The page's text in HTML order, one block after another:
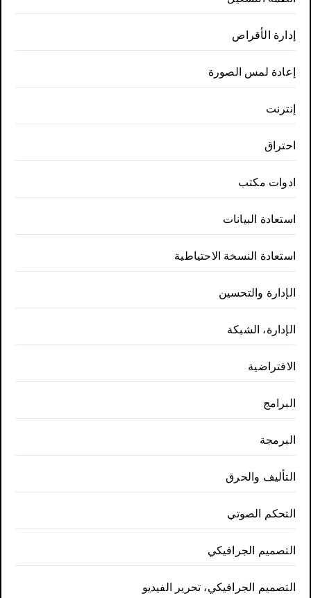
إدارة الأقراص
إعادة لمس الصورة
إنترنت
احتراق
ادوات مكتب
استعادة البيانات
استعادة النسخة الاحتياطية
الإدارة والتحسين
الإدارة، الشبكة
الافتراضية
البرامج
البرمجة
التأليف والحرق
التحكم الصوتي
التصميم الجرافيكي
التصميم الجرافيكي، تحرير الفيديو